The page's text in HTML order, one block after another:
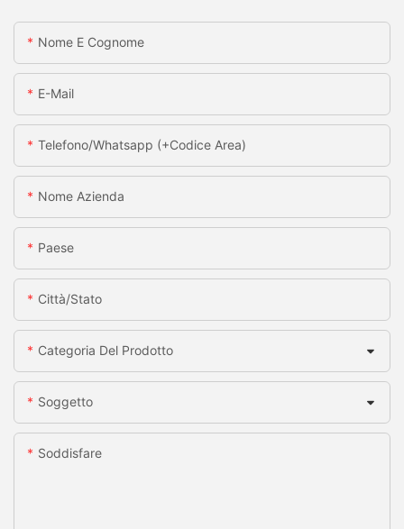
Nome E Cognome
E-Mail
Telefono/whatsapp (+codice Area)
Nome Azienda
Paese
Città/stato
Categoria Del Prodotto
Soggetto
Soddisfare